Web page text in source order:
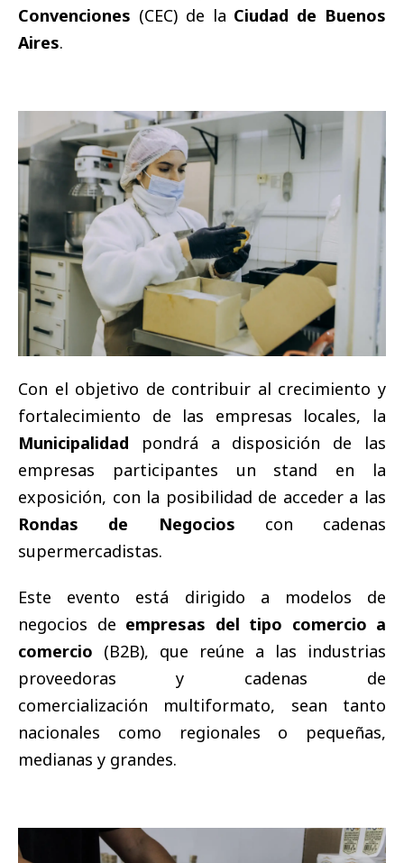
Convenciones (CEC) de la Ciudad de Buenos
Aires.
Con el objetivo de contribuir al crecimiento y
fortalecimiento de las empresas locales, la
Municipalidad pondrá a disposición de las
empresas participantes un stand en la
exposición, con la posibilidad de acceder a las
Rondas de Negocios con cadenas
supermercadistas.
Este evento está dirigido a modelos de
negocios de empresas del tipo comercio a
comercio (B2B), que reúne a las industrias
proveedoras y cadenas de
comercialización multiformato, sean tanto
nacionales como regionales o pequeñas,
medianas y grandes.